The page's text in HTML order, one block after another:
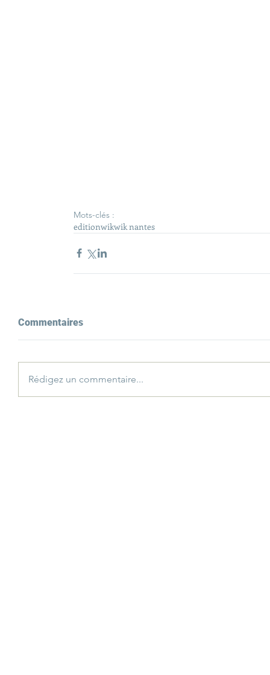
Mots-clés :
editionwikwik nantes
Commentaires
Rédigez un commentaire...